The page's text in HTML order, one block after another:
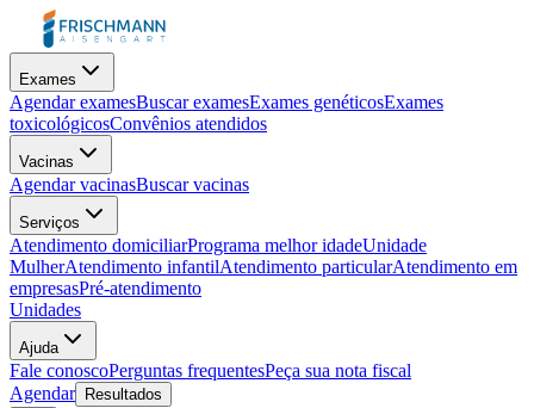
Exames
Agendar examesBuscar examesExames genéticosExames
toxicológicosConvênios atendidos
Vacinas
Agendar vacinasBuscar vacinas
Serviços
Atendimento domiciliarPrograma melhor idadeUnidade
MulherAtendimento infantilAtendimento particularAtendimento em
empresasPré-atendimento
Unidades
Ajuda
Fale conoscoPerguntas frequentesPeça sua nota fiscal
Agendar
Resultados